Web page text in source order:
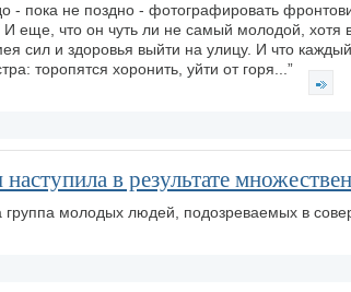
- пока не поздно - фотографировать
И еще, что он чуть ли не самый молодой, хотя
сил и здоровья выйти на улицу. И что
торопятся хоронить, уйти от горя...”
в результате
молодых людей, подозреваемых в